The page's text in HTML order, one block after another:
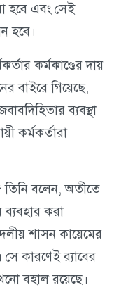
হবে এবং সেই
হবে।
কর্মকাণ্ডের দায়
বাইরে গিয়েছে,
ব্যবস্থা
কর্মকর্তারা
তিনি বলেন, অতীতে
ব্যবহার করা
শাসন কায়েমের
সে কারণেই র‍্যাবের
বহাল রয়েছে।